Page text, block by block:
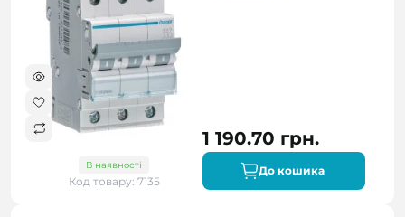
В наявності
Код товару: 7135
1 190.70 грн.
До кошика